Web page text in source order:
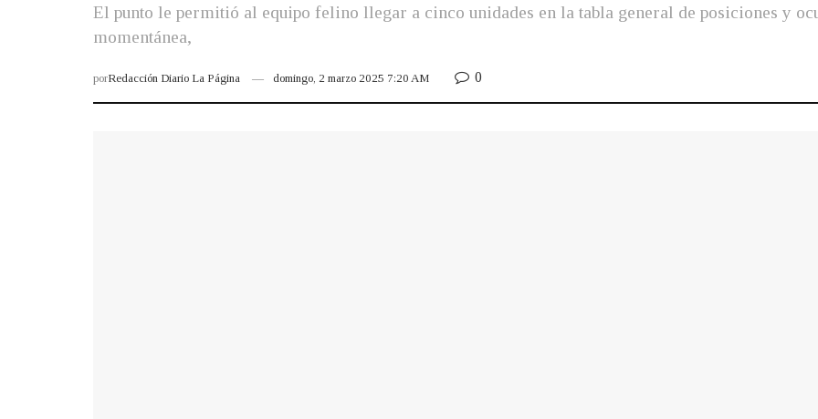
El punto le permitió al equipo felino llegar a cinco unidades en la tabla general de posiciones y
momentánea,
porRedacción Diario La Página domingo, 2 marzo 2025 7:20 AM 0